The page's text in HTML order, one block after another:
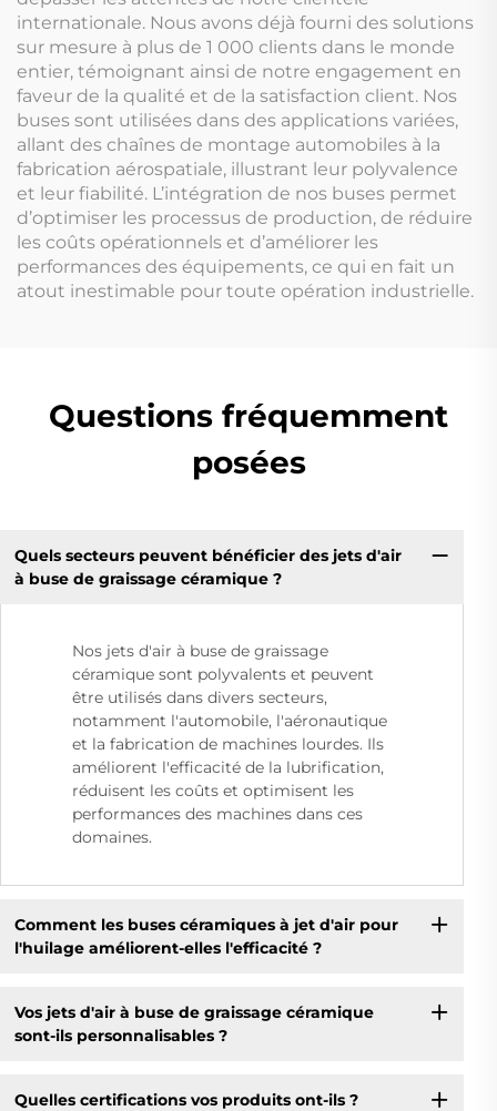
internationale. Nous avons déjà fourni des solutions
sur mesure à plus de 1 000 clients dans le monde
entier, témoignant ainsi de notre engagement en
faveur de la qualité et de la satisfaction client. Nos
buses sont utilisées dans des applications variées,
allant des chaînes de montage automobiles à la
fabrication aérospatiale, illustrant leur polyvalence
et leur fiabilité. L’intégration de nos buses permet
d’optimiser les processus de production, de réduire
les coûts opérationnels et d’améliorer les
performances des équipements, ce qui en fait un
atout inestimable pour toute opération industrielle.
Questions fréquemment
posées
Quels secteurs peuvent bénéficier des jets d'air
à buse de graissage céramique ?
Nos jets d'air à buse de graissage
céramique sont polyvalents et peuvent
être utilisés dans divers secteurs,
notamment l'automobile, l'aéronautique
et la fabrication de machines lourdes. Ils
améliorent l'efficacité de la lubrification,
réduisent les coûts et optimisent les
performances des machines dans ces
domaines.
Comment les buses céramiques à jet d'air pour
l'huilage améliorent-elles l'efficacité ?
Vos jets d'air à buse de graissage céramique
sont-ils personnalisables ?
Quelles certifications vos produits ont-ils ?